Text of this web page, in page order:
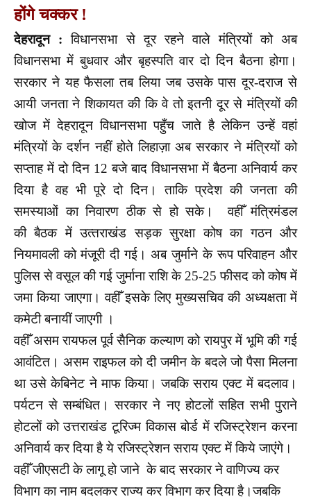
होंगे चक्कर !
देहरादून : विधानसभा से दूर रहने वाले मंत्रियों को अब
विधानसभा में बुधवार और बृहस्पति वार दो दिन बैठना होगा।
सरकार ने यह फैसला तब लिया जब उसके पास दूर-दराज से
आयी जनता ने शिकायत की कि वे तो इतनी दूर से मंत्रियों की
खोज में देहरादून विधानसभा पहुँच जाते है लेकिन उन्हें वहां
मंत्रियों के दर्शन नहीं होते लिहाज़ा अब सरकार ने मंत्रियों को
सप्ताह में दो दिन 12 बजे बाद विधानसभा में बैठना अनिवार्य कर
दिया है वह भी पूरे दो दिन। ताकि प्रदेश की जनता की
समस्याओं का निवारण ठीक से हो सके। वहीँ मंत्रिमंडल
की बैठक में उत्‍तराखंड सड़क सुरक्षा कोष का गठन और
नियमावली को मंजूरी दी गई। अब जुर्माने के रूप परिवाहन और
पुलिस से वसूल की गई जुर्माना राशि के 25-25 फीसद को कोष में
जमा किया जाएगा। वहीँ इसके लिए मुख्यसचिव की अध्यक्षता में
कमेटी बनायीं जाएगी ।
वहीँ असम रायफल पूर्व सैनिक कल्याण को रायपुर में भूमि की गई
आवंटित। असम राइफल को दी जमीन के बदले जो पैसा मिलना
था उसे केबिनेट ने माफ किया। जबकिसराय एक्ट में बदलाव।
पर्यटन से सम्बंधित। सरकार ने नए होटलों सहित सभी पुराने
होटलों को उत्तराखंड टूरिज्म विकास बोर्ड में रजिस्ट्रेशन करना
अनिवार्य कर दिया है ये रजिस्ट्रेशन सराय एक्ट में किये जाएंगे।
वहीँ जीएसटी के लागू हो जाने के बाद सरकार ने वाणिज्य कर
विभाग का नाम बदलकर राज्य कर विभाग कर दिया है।जबकि